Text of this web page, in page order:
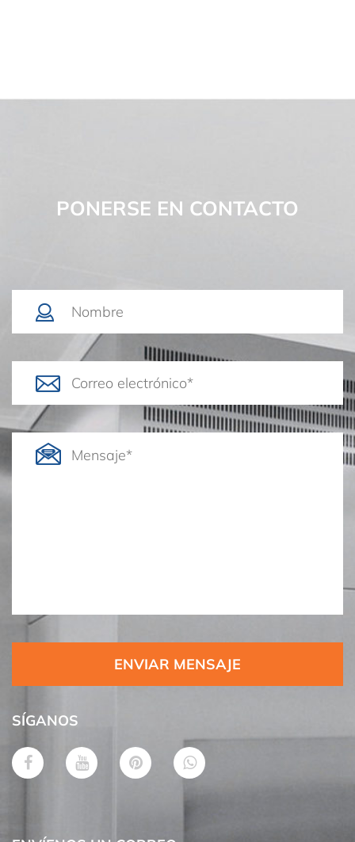
PONERSE EN CONTACTO
ENVIAR MENSAJE
SÍGANOS